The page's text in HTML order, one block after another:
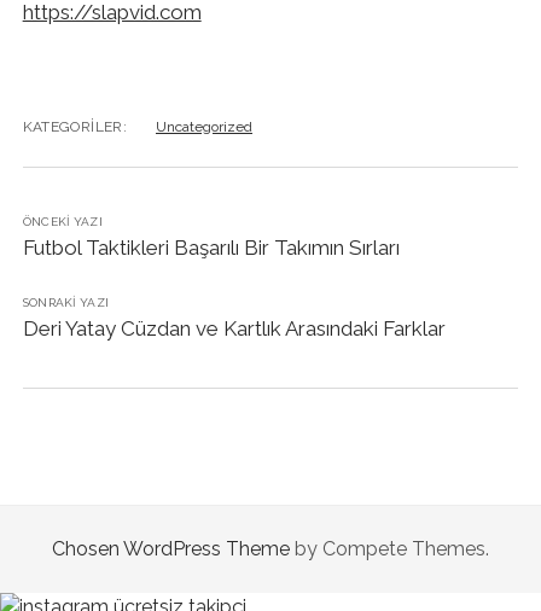
https://slapvid.com
KATEGORILER: Uncategorized
ÖNCEKI YAZI
Futbol Taktikleri Başarılı Bir Takımın Sırları
SONRAKI YAZI
Deri Yatay Cüzdan ve Kartlık Arasındaki Farklar
Chosen WordPress Theme by Compete Themes.